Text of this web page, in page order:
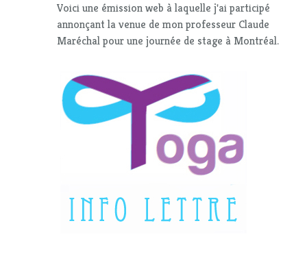
Voici une émission web à laquelle j'ai participé
annonçant la venue de mon professeur Claude
Maréchal pour une journée de stage à Montréal.